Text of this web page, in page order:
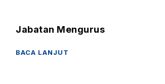
Jabatan Mengurus
BACA LANJUT